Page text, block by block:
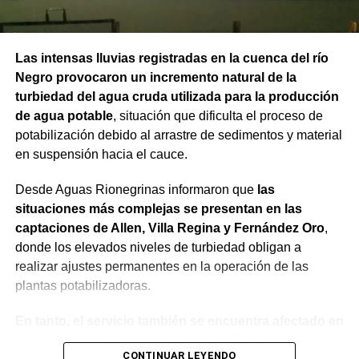
Las intensas lluvias registradas en la cuenca del río
Negro provocaron un incremento natural de la
turbiedad del agua cruda utilizada para la producción
de agua potable, situación que dificulta el proceso de
potabilización debido al arrastre de sedimentos y material
en suspensión hacia el cauce.
Desde Aguas Rionegrinas informaron que las
situaciones más complejas se presentan en las
captaciones de Allen, Villa Regina y Fernández Oro,
donde los elevados niveles de turbiedad obligan a
realizar ajustes permanentes en la operación de las
plantas potabilizadoras.
General Roca, Cipolletti y Balsa Las Perlas,
CONTINUAR LEYENDO